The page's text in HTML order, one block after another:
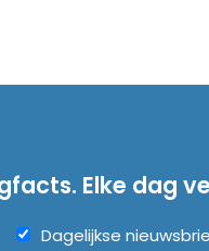
Elke dag
Dagelijkse